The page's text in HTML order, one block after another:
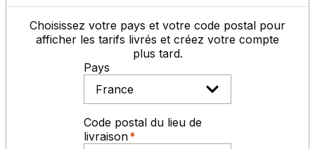
Vous aimerez aussi
Inoculum Soja NITROGEN Tourbe
Choisissez votre pays et votre code postal pour
afficher les tarifs livrés et créez votre compte
plus tard.
Pays
Code postal du lieu de
livraison